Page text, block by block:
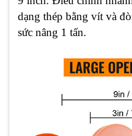
dạng thép bằng vít và
sức nâng 1 tấn.